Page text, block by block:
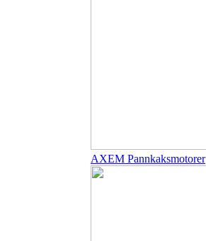
AXEM Pannkaksmotorer